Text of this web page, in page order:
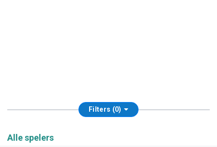
Filters (0)
Alle spelers